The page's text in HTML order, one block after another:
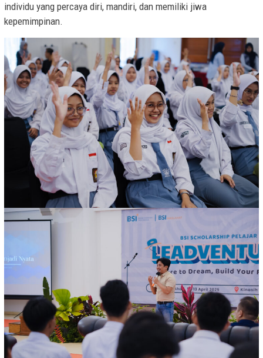
individu yang percaya diri, mandiri, dan memiliki jiwa
kepemimpinan.